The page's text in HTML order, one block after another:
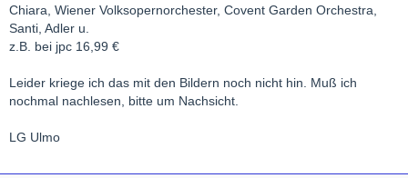
Chiara, Wiener Volksopernorchester, Covent Garden Orchestra,
Santi, Adler u.
z.B. bei jpc 16,99 €
Leider kriege ich das mit den Bildern noch nicht hin. Muß ich
nochmal nachlesen, bitte um Nachsicht.
LG Ulmo